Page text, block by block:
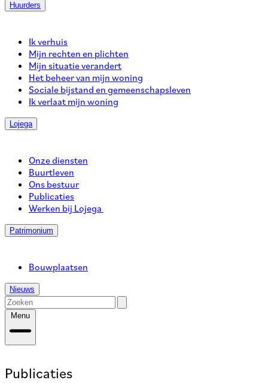
Huurders
Ik verhuis
Mijn rechten en plichten
Mijn situatie verandert
Het beheer van mijn woning
Sociale bijstand en gemeenschapsleven
Ik verlaat mijn woning
Lojega
Onze diensten
Buurtleven
Ons bestuur
Publicaties
Werken bij Lojega
Patrimonium
Bouwplaatsen
Nieuws
Menu
Publicaties